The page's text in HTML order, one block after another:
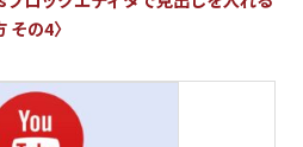
の4〉